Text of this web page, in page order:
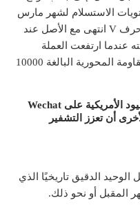
الاستسلام لشهر مارس
أن BTC ستخضع لانعكاس على شكل حرف V انتهى مع الأصل عند
عندما ارتفعت العملة
المشفرة في أواخر مايو ، وكسرت المقاومة المحورية البالغة 10000
القراءة ذات الصلة: كيف يمكن للقيود الأمريكية على Wechat
أن تعزز التشفير
الوحيد الدقيق تاريخيًا الذي
المقبل أو نحو ذلك.